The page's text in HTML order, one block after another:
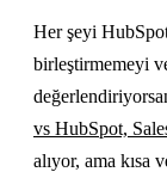
Her şeyi
birleştirmemeyi
vs HubSpot,
alıyor, ama kısa